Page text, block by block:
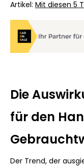
Artikel: Mit diesen 5
Die
für den
Der Trend, der